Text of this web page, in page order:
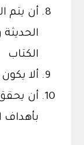
أن يتم
الكتاب
ألا
أن
بأهداف